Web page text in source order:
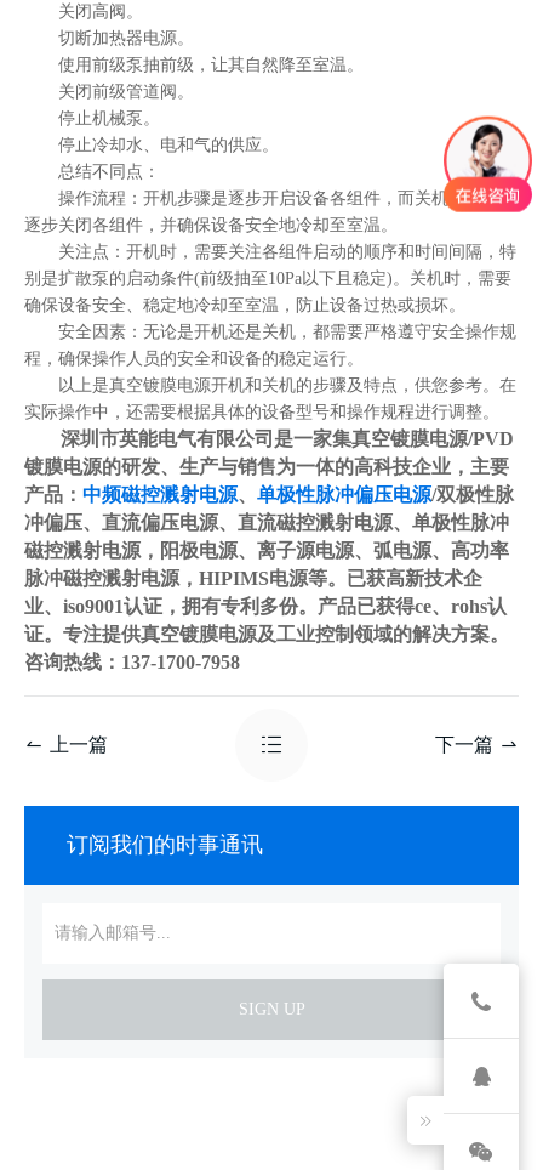
关闭高阀。
切断加热器电源。
使用前级泵抽前级，让其自然降至室温。
关闭前级管道阀。
停止机械泵。
停止冷却水、电和气的供应。
总结不同点：
操作流程：开机步骤是逐步开启设备各组件，而关机步骤则是
逐步关闭各组件，并确保设备安全地冷却至室温。
关注点：开机时，需要关注各组件启动的顺序和时间间隔，特
别是扩散泵的启动条件(前级抽至10Pa以下且稳定)。关机时，需要
确保设备安全、稳定地冷却至室温，防止设备过热或损坏。
安全因素：无论是开机还是关机，都需要严格遵守安全操作规
程，确保操作人员的安全和设备的稳定运行。
以上是真空镀膜电源开机和关机的步骤及特点，供您参考。在
实际操作中，还需要根据具体的设备型号和操作规程进行调整。
深圳市英能电气有限公司是一家集真空镀膜电源/PVD
镀膜电源的研发、生产与销售为一体的高科技企业，主要
产品： 中频磁控溅射电源、 单极性脉冲偏压电源/双极性脉
冲偏压、直流偏压电源、直流磁控溅射电源、单极性脉冲
磁控溅射电源，阳极电源、离子源电源、弧电源、高功率
脉冲磁控溅射电源，HIPIMS电源等。已获高新技术企
业、iso9001认证，拥有专利多份。产品已获得ce、rohs认
证。专注提供真空镀膜电源及工业控制领域的解决方案。
咨询热线：137-1700-7958
上一篇 下一篇
订阅我们的时事通讯
SIGN UP